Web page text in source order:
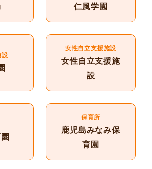
仁風学園
設
女性自立支援施設
女性自立支援施
設
保育所
鹿児島みなみ保
育園